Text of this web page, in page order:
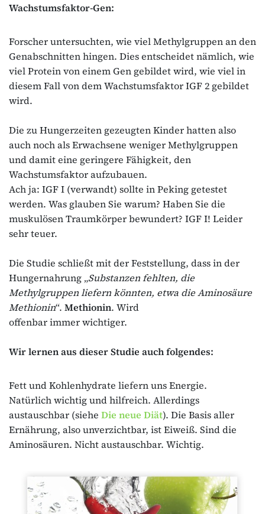
Wachstumsfaktor‐Gen:
Forscher untersuchten, wie viel Methylgruppen an den
Genabschnitten hingen. Dies entscheidet nämlich, wie
viel Protein von einem Gen gebildet wird, wie viel in
diesem Fall von dem Wachstumsfaktor IGF 2 gebildet
wird.
Die zu Hungerzeiten gezeugten Kinder hatten also
auch noch als Erwachsene weniger Methylgruppen
und damit eine geringere Fähigkeit, den
Wachstumsfaktor aufzubauen.
Ach ja: IGF I (verwandt) sollte in Peking getestet
werden. Was glauben Sie warum? Haben Sie die
muskulösen Traumkörper bewundert? IGF I! Leider
sehr teuer.
Die Studie schließt mit der Feststellung, dass in der
Hungernahrung „Substanzen fehlten, die
Methylgruppen liefern könnten, etwa die Aminosäure
Methionin“. Methionin. Wird
offenbar immer wichtiger.
Wir lernen aus dieser Studie auch folgendes:
Fett und Kohlenhydrate liefern uns Energie.
Natürlich wichtig und hilfreich. Allerdings
austauschbar (siehe Die neue Diät). Die Basis aller
Ernährung, also unverzichtbar, ist Eiweiß. Sind die
Aminosäuren. Nicht austauschbar. Wichtig.